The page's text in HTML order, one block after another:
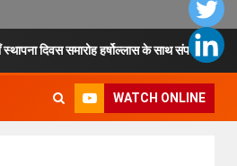
दिवस समारोह हर्षोल्लास के साथ संपन्न*
WATCH ONLINE